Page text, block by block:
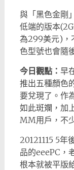
與「黑色金剛
低端的版本
為299美元)，
色型號也會隨
今日觀點： 早
推出五種顏色
要兌現了。作
如此斑斕，加
MM用戶，不
20121115 5年
品的eeePC，
根本就被平版